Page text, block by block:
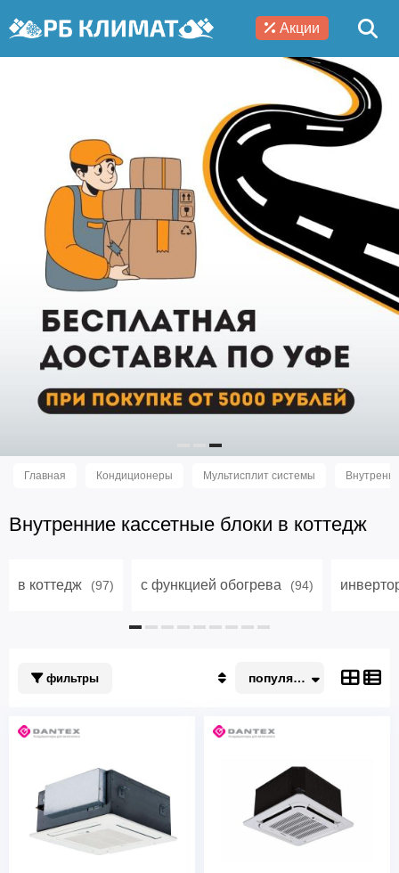
Акции
Главная Кондиционеры Мультисплит системы
Внутренние кассетные блоки в коттедж
в коттедж (97) с функцией обогрева (94)
фильтры
Недорогие
популярные